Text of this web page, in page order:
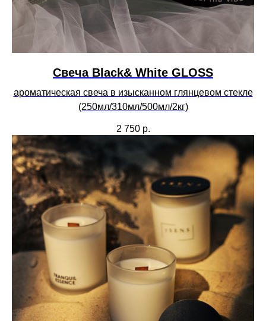
Свеча Black& White GLOSS
ароматическая свеча в изысканном глянцевом стекле
(250мл/310мл/500мл/2кг)
2 750 р.